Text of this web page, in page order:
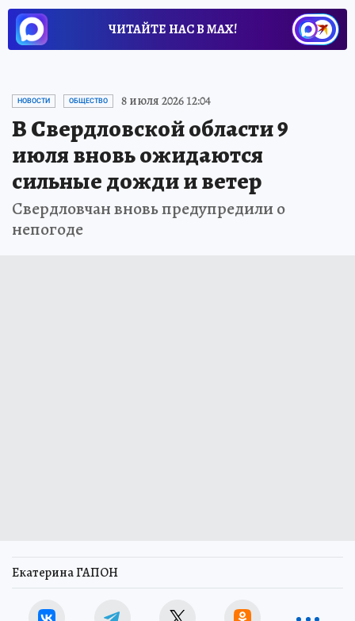
ЧИТАЙТЕ НАС В МАХ!
НОВОСТИ ОБЩЕСТВО 8 июля 2026 12:04
В Свердловской области 9
июля вновь ожидаются
сильные дожди и ветер
Свердловчан вновь предупредили о
непогоде
Екатерина ГАПОН